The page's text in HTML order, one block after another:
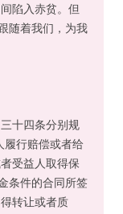
陷入赤贫。但
随着我们，为我
十四条分别规
履行赔偿或者给
受益人取得保
条件的合同所签
转让或者质